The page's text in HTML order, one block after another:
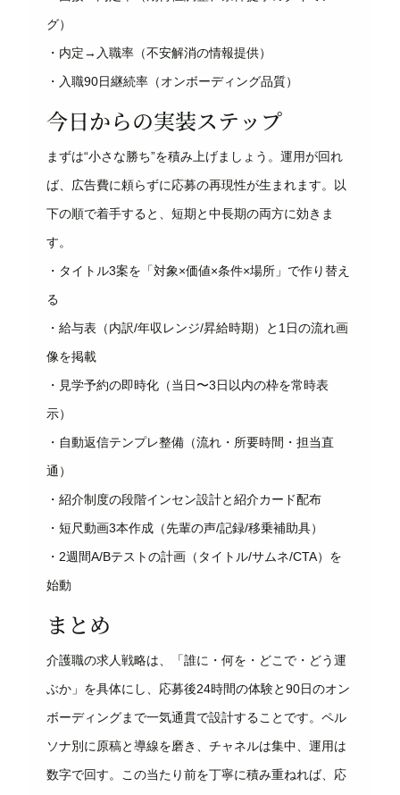
グ）
・内定→入職率（不安解消の情報提供）
・入職90日継続率（オンボーディング品質）
今日からの実装ステップ
まずは“小さな勝ち”を積み上げましょう。運用が回れ
ば、広告費に頼らずに応募の再現性が生まれます。以
下の順で着手すると、短期と中長期の両方に効きま
す。
・タイトル3案を「対象×価値×条件×場所」で作り替え
る
・給与表（内訳/年収レンジ/昇給時期）と1日の流れ画
像を掲載
・見学予約の即時化（当日〜3日以内の枠を常時表
示）
・自動返信テンプレ整備（流れ・所要時間・担当直
通）
・紹介制度の段階インセン設計と紹介カード配布
・短尺動画3本作成（先輩の声/記録/移乗補助具）
・2週間A/Bテストの計画（タイトル/サムネ/CTA）を
始動
まとめ
介護職の求人戦略は、「誰に・何を・どこで・どう運
ぶか」を具体にし、応募後24時間の体験と90日のオン
ボーディングまで一気通貫で設計することです。ペル
ソナ別に原稿と導線を磨き、チャネルは集中、運用は
数字で回す。この当たり前を丁寧に積み重ねれば、応